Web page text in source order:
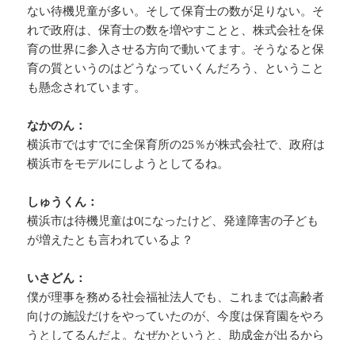
ない待機児童が多い。そして保育士の数が足りない。そ
れで政府は、保育士の数を増やすことと、株式会社を保
育の世界に参入させる方向で動いてます。そうなると保
育の質というのはどうなっていくんだろう、ということ
も懸念されています。
なかのん：
横浜市ではすでに全保育所の25％が株式会社で、政府は
横浜市をモデルにしようとしてるね。
しゅうくん：
横浜市は待機児童は0になったけど、発達障害の子ども
が増えたとも言われているよ？
いさどん：
僕が理事を務める社会福祉法人でも、これまでは高齢者
向けの施設だけをやっていたのが、今度は保育園をやろ
うとしてるんだよ。なぜかというと、助成金が出るから